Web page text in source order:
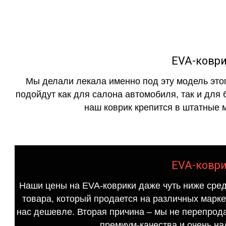
EVA-
Мы делали лекала именно под эту модель
подойдут как для салона автомобиля, так и для
наш коврик крепится в штатные
EVA-
Наши цены на EVA-коврики даже чуть ниже
товара, который продается на различных
нас дешевле. Вторая причина – мы не